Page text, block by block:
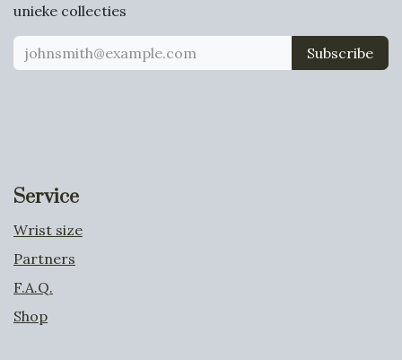
unieke collecties
Subscribe
Service
Wrist size
Partners
F.A.Q.
Shop